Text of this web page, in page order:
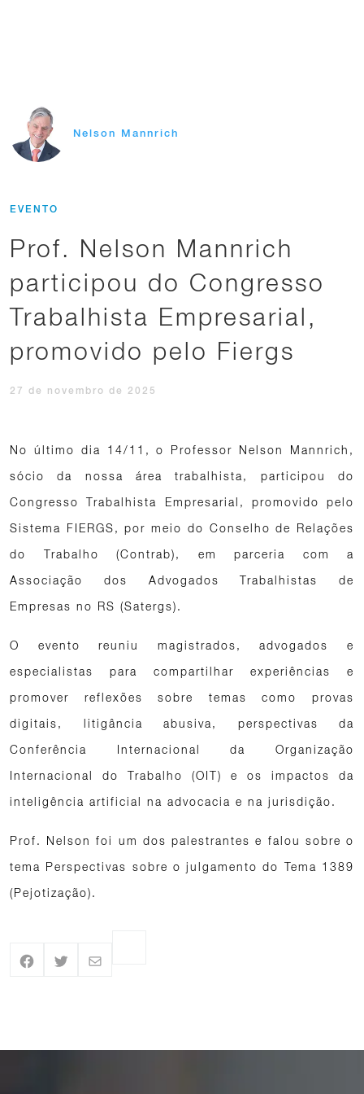
Nelson Mannrich
EVENTO
Prof. Nelson Mannrich
participou do Congresso
Trabalhista Empresarial,
promovido pelo Fiergs
27 de novembro de 2025
No último dia 14/11, o Professor Nelson Mannrich,
sócio da nossa área trabalhista, participou do
Congresso Trabalhista Empresarial, promovido pelo
Sistema FIERGS, por meio do Conselho de Relações
do Trabalho (Contrab), em parceria com a
Associação dos Advogados Trabalhistas de
Empresas no RS (Satergs).
O evento reuniu magistrados, advogados e
especialistas para compartilhar experiências e
promover reflexões sobre temas como provas
digitais, litigância abusiva, perspectivas da
Conferência Internacional da Organização
Internacional do Trabalho (OIT) e os impactos da
inteligência artificial na advocacia e na jurisdição.
Prof. Nelson foi um dos palestrantes e falou sobre o
tema Perspectivas sobre o julgamento do Tema 1389
(Pejotização).